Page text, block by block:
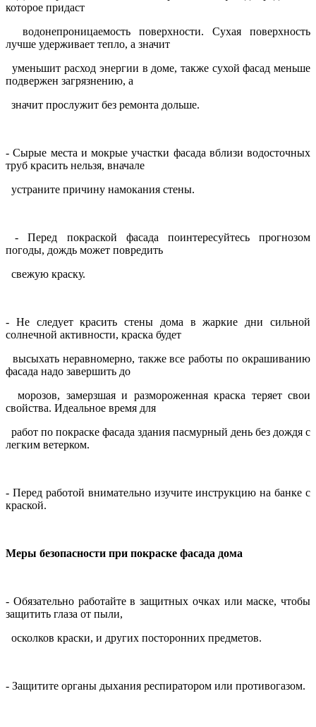
которое придаст
водонепроницаемость поверхности. Сухая поверхность
лучше удерживает тепло, а значит
уменьшит расход энергии в доме, также сухой фасад меньше
подвержен загрязнению, а
значит прослужит без ремонта дольше.
- Сырые места и мокрые участки фасада вблизи водосточных
труб красить нельзя, вначале
устраните причину намокания стены.
- Перед покраской фасада поинтересуйтесь прогнозом
погоды, дождь может повредить
свежую краску.
- Не следует красить стены дома в жаркие дни сильной
солнечной активности, краска будет
высыхать неравномерно, также все работы по окрашиванию
фасада надо завершить до
морозов, замерзшая и размороженная краска теряет свои
свойства. Идеальное время для
работ по покраске фасада здания пасмурный день без дождя с
легким ветерком.
- Перед работой внимательно изучите инструкцию на банке с
краской.
Меры безопасности при покраске фасада дома
- Обязательно работайте в защитных очках или маске, чтобы
защитить глаза от пыли,
осколков краски, и других посторонних предметов.
- Защитите органы дыхания респиратором или противогазом.